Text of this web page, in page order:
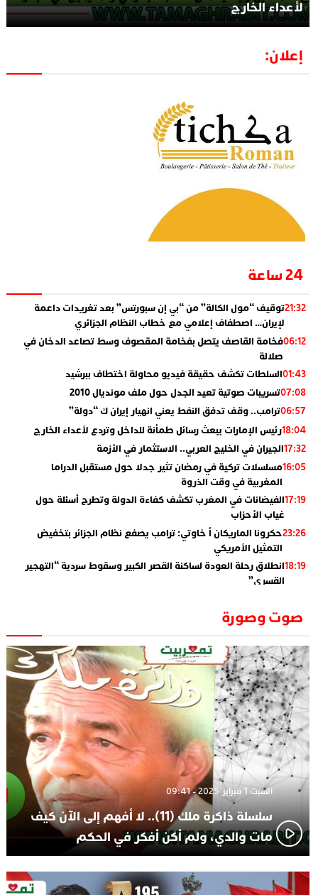
لأعداء الخارج
إعلان:
24 ساعة
21:32توقيف “مول الكالة” من “بي إن سبورتس” بعد تغريدات داعمة
لإيران… اصطفاف إعلامي مع خطاب النظام الجزائري
06:12فخامة القاصف يتصل بفخامة المقصوف وسط تصاعد الدخان في
صلالة
01:43السلطات تكشف حقيقة فيديو محاولة اختطاف ببرشيد
07:08تسريبات صوتية تعيد الجدل حول ملف مونديال 2010
06:57ترامب.. وقف تدفق النفط يعني انهيار إيران ك “دولة”
18:04رئيس الإمارات يبعث رسائل طمأنة للداخل وتردع لأعداء الخارج
17:32الجيران في الخليج العربي.. الاستثمار في الأزمة
16:05مسلسلات تركية في رمضان تثير جدلا حول مستقبل الدراما
المغربية في وقت الذروة
17:19الفيضانات في المغرب تكشف كفاءة الدولة وتطرح أسئلة حول
غياب الأحزاب
23:26حكرونا الماريكان أ خاوتي: ترامب يصفع نظام الجزائر بتخفيض
التمثيل الأمريكي
18:19انطلاق رحلة العودة لساكنة القصر الكبير وسقوط سردية “التهجير
القسري”
01:55
​”لارام”.. 3 خطوط أخرى نحو إسبانيا وهذه هي الوجهات
14:37الاعلامي حسن فاتح.. لهذا السبب يرفض بعض لاعبوا المنتخب
تعيين السكتيوي
صوت وصورة
السبت 1 فبراير 2025 - 09:41
سلسلة ذاكرة ملك (11).. لا أفهم إلى الآن كيف
مات والدي، ولم أكن أفكر في الحكم